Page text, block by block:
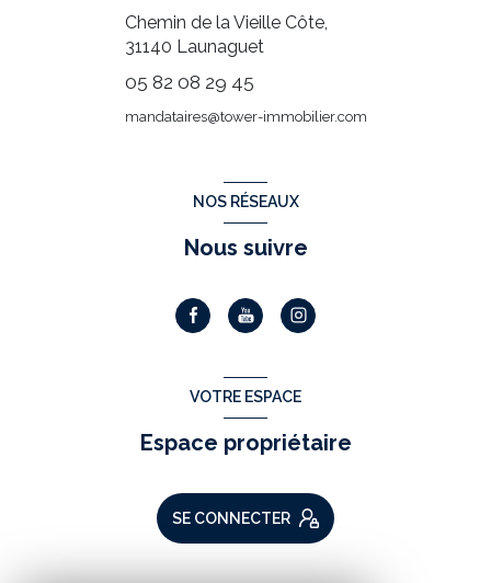
Chemin de la Vieille Côte,
31140 Launaguet
05 82 08 29 45
mandataires@tower-immobilier.com
NOS RÉSEAUX
Nous suivre
VOTRE ESPACE
Espace propriétaire
SE CONNECTER